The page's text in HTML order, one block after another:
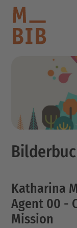
Katharina
Agent 00 -
Mission
entdecken
mitmachen
Login
English
other